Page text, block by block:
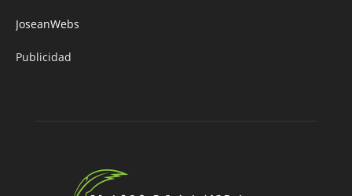
JoseanWebs
Publicidad